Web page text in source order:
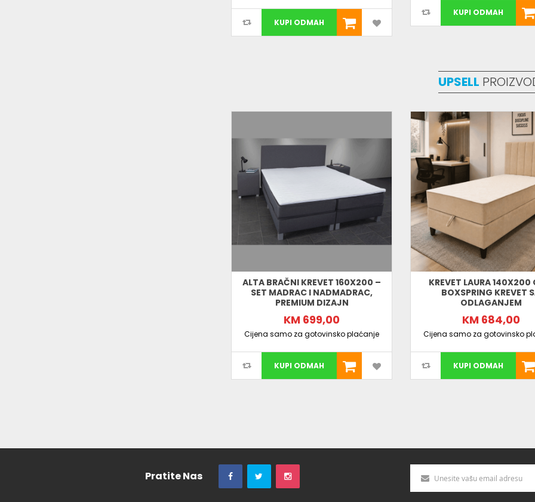
KUPI ODMAH
KUPI ODMAH
UPSELL
ALTA BRAČNI KREVET 160X200 –
SET MADRAC I NADMADRAC,
PREMIUM DIZAJN
KM 699,00
Cijena samo za gotovinsko plaćanje
KUPI ODMAH
KREVET LAURA 140X200
BOXSPRING KREVET
ODLAGANJEM
KM 684,00
Cijena samo za gotovinsko
KUPI ODMAH
Pratite Nas